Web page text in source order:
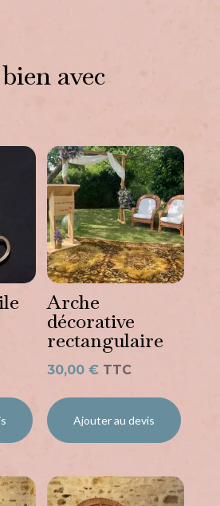
avec
Arche
décorative
rectangulaire
30,00€ TTC
Ajouter au devis